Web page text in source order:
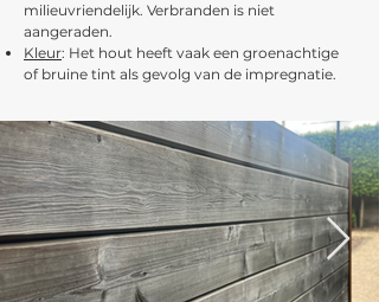
milieuvriendelijk. Verbranden is niet
aangeraden.
Kleur: Het hout heeft vaak een groenachtige
of bruine tint als gevolg van de impregnatie.